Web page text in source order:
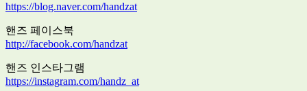
https://blog.naver.com/handzat
핸즈 페이스북
http://facebook.com/handzat
핸즈 인스타그램
https://instagram.com/handz_at